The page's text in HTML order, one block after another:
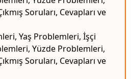
Soruları, Cevapları ve
Yaş Problemleri, İşçi
Yüzde Problemleri,
Soruları, Cevapları ve